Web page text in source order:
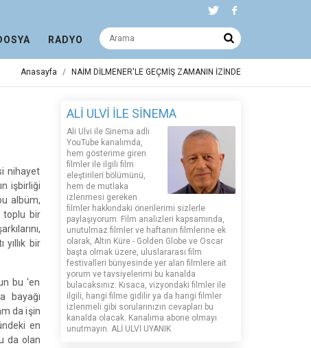
RADYO
Anasayfa NAİM DİLMENER'LE GEÇMİŞ ZAMANIN İZİNDE
nihayet
işbirliği
albüm,
toplu bir
bir
bu ‘en
bayağı
da işin
en
da olan
ALİ ULVİ İLE SİNEMA
Ali Ulvi ile Sinema adlı
YouTube kanalımda,
hem gösterime giren
filmler ile ilgili film
eleştirileri bölümünü,
hem de mutlaka
izlenmesi gereken
filmler hakkındaki önerilerimi sizlerle
paylaşıyorum. Film analizleri kapsamında,
unutulmaz filmler ve haftanın filmlerine ek
olarak, Altın Küre - Golden Globe ve Oscar
başta olmak üzere, uluslararası film
festivalleri bünyesinde yer alan filmlere ait
yorum ve tavsiyelerimi bu kanalda
bulacaksınız. Kısaca, vizyondaki filmler ile
ilgili, hangi filme gidilir ya da hangi filmler
izlenmeli gibi sorularınızın cevapları bu
kanalda olacak. Kanalıma abone olmayı
unutmayın. ALİ ULVİ UYANIK